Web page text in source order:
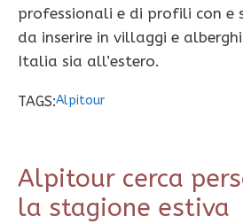
professionali e di profili con e
da inserire in villaggi e
Italia sia all’estero.
TAGS:Alpitour
Alpitour cerca
la stagione estiva